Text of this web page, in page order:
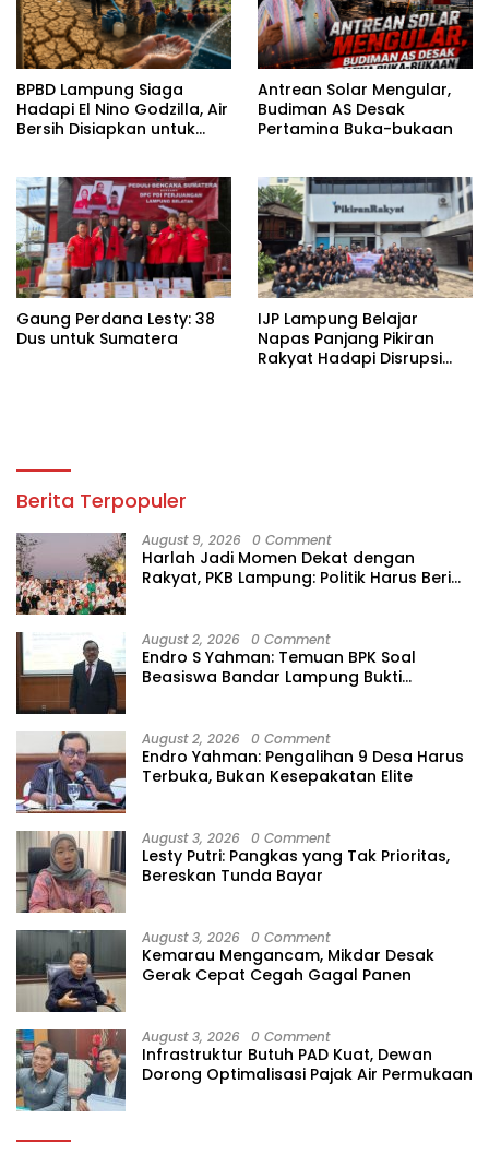
BPBD Lampung Siaga
Hadapi El Nino Godzilla, Air
Bersih Disiapkan untuk
Antrean Solar Mengular,
Budiman AS Desak
Pertamina Buka-bukaan
Gaung Perdana Lesty: 38
Dus untuk Sumatera
IJP Lampung Belajar
Napas Panjang Pikiran
Rakyat Hadapi Disrupsi
Berita Terpopuler
August 9, 2026 0 Comment
Harlah Jadi Momen Dekat dengan
Rakyat, PKB Lampung: Politik Harus Beri
August 2, 2026 0 Comment
Endro S Yahman: Temuan BPK Soal
Beasiswa Bandar Lampung Bukti
August 2, 2026 0 Comment
Endro Yahman: Pengalihan 9 Desa Harus
Terbuka, Bukan Kesepakatan Elite
August 3, 2026 0 Comment
Lesty Putri: Pangkas yang Tak Prioritas,
Bereskan Tunda Bayar
August 3, 2026 0 Comment
Kemarau Mengancam, Mikdar Desak
Gerak Cepat Cegah Gagal Panen
August 3, 2026 0 Comment
Infrastruktur Butuh PAD Kuat, Dewan
Dorong Optimalisasi Pajak Air Permukaan